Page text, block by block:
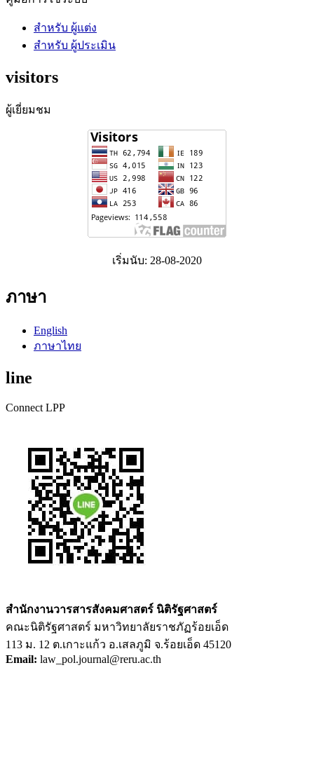
สำหรับ ผู้แต่ง
สำหรับ ผู้ประเมิน
visitors
ผู้เยี่ยมชม
เริ่มนับ: 28-08-2020
ภาษา
English
ภาษาไทย
line
Connect LPP
สำนักงานวารสารสังคมศาสตร์ นิติรัฐศาสตร์
คณะนิติรัฐศาสตร์ มหาวิทยาลัยราชภัฏร้อยเอ็ด
113 ม. 12 ต.เกาะแก้ว อ.เสลภูมิ จ.ร้อยเอ็ด 45120
Email: law_pol.journal@reru.ac.th